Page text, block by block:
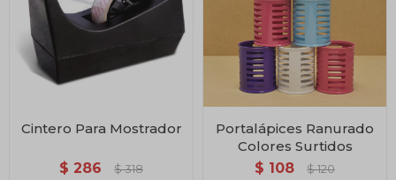
Cintero Para Mostrador
$ 286 $ 318
Portalápices Ranurado
Colores Surtidos
$ 108 $ 120